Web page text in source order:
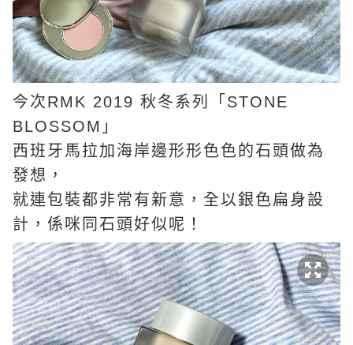
今次RMK 2019 秋冬系列「STONE
BLOSSOM」
西班牙馬拉加海岸邊形形色色的石頭做為
發想，
就連包裝都非常有新意，全以銀色扁身設
計，係咪同石頭好似呢！